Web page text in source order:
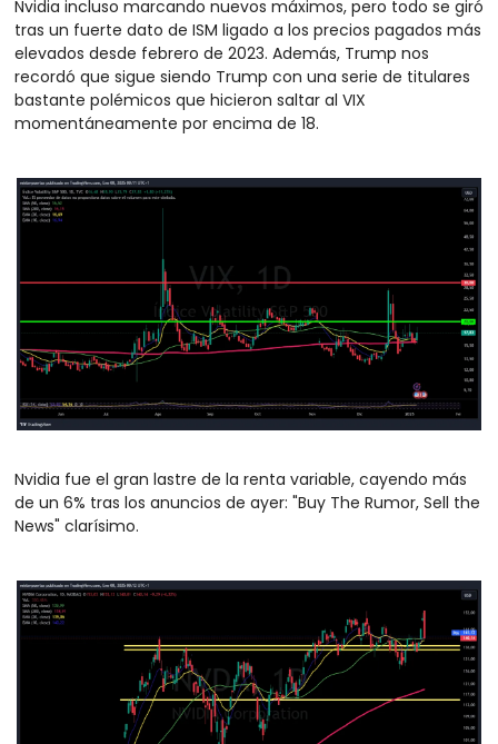
Nvidia incluso marcando nuevos máximos, pero todo se giró
tras un fuerte dato de ISM ligado a los precios pagados más
elevados desde febrero de 2023. Además, Trump nos
recordó que sigue siendo Trump con una serie de titulares
bastante polémicos que hicieron saltar al VIX
momentáneamente por encima de 18.
Nvidia fue el gran lastre de la renta variable, cayendo más
de un 6% tras los anuncios de ayer: "Buy The Rumor, Sell the
News" clarísimo.